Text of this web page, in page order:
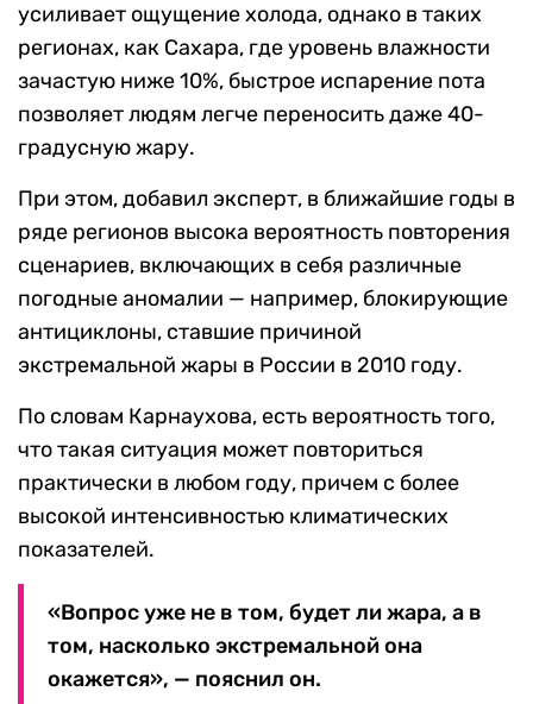
усиливает ощущение холода, однако в таких
регионах, как Сахара, где уровень влажности
зачастую ниже 10%, быстрое испарение пота
позволяет людям легче переносить даже 40-
градусную жару.
При этом, добавил эксперт, в ближайшие годы в
ряде регионов высока вероятность повторения
сценариев, включающих в себя различные
погодные аномалии — например, блокирующие
антициклоны, ставшие причиной
экстремальной жары в России в 2010 году.
По словам Карнаухова, есть вероятность того,
что такая ситуация может повториться
практически в любом году, причем с более
высокой интенсивностью климатических
показателей.
«Вопрос уже не в том, будет ли жара, а в
том, насколько экстремальной она
окажется», — пояснил он.